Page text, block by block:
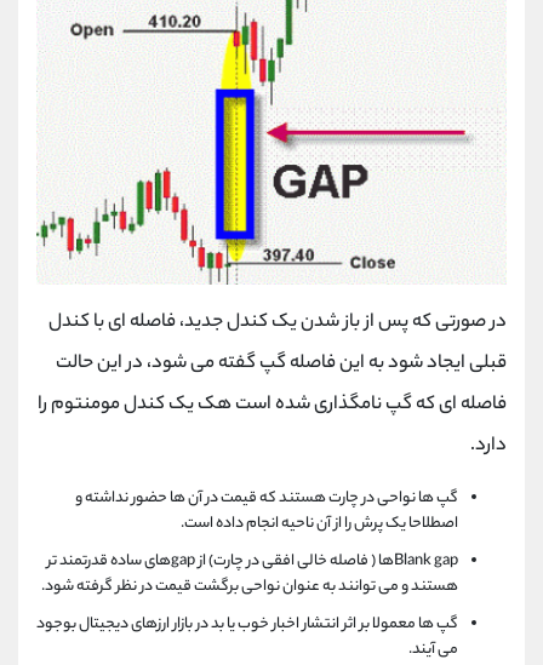
در صورتی که پس از باز شدن یک کندل جدید، فاصله ای با کندل
قبلی ایجاد شود به این فاصله گپ گفته می شود، در این حالت
فاصله ای که گپ نامگذاری شده است هک یک کندل مومنتوم را
دارد.
گپ ها نواحی در چارت هستند که قیمت در آن ها حضور نداشته و
اصطلاحا یک پرش را از آن ناحیه انجام داده است.
Blank gapها ( فاصله خالی افقی در چارت) از gapهای ساده قدرتمند تر
هستند و می توانند به عنوان نواحی برگشت قیمت در نظر گرفته شود.
گپ ها معمولا بر اثر انتشار اخبار خوب یا بد در بازار ارزهای دیجیتال بوجود
می آیند.